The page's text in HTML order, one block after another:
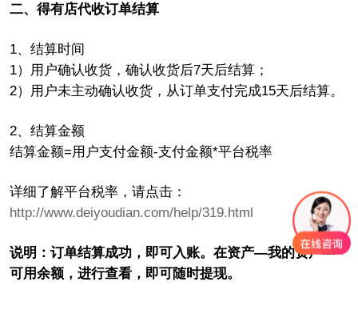
二、得有店代收订单结算
1、结算时间
1）用户确认收货，确认收货后7天后结算；
2）用户未主动确认收货，从订单支付完成15天后结算。
2、结算金额
结算金额=用户支付金额-支付金额*平台税率
详细了解平台税率，请点击：
http://www.deiyoudian.com/help/319.html
说明：订单结算成功，即可入账。在资产—我的资产—
可用余额，进行查看，即可随时提现。